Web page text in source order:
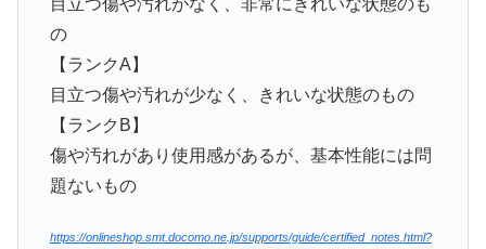
目立つ傷や汚れがなく、非常にきれいな状態のも
の
【ランクA】
目立つ傷や汚れが少なく、きれいな状態のもの
【ランクB】
傷や汚れがあり使用感があるが、基本性能には問
題ないもの
https://onlineshop.smt.docomo.ne.jp/supports/guide/certified_notes.html?